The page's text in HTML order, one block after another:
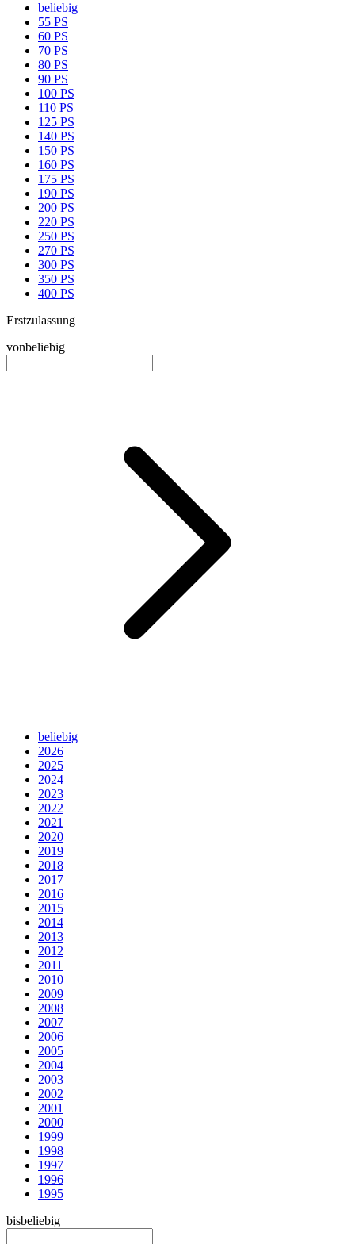
beliebig
55 PS
60 PS
70 PS
80 PS
90 PS
100 PS
110 PS
125 PS
140 PS
150 PS
160 PS
175 PS
190 PS
200 PS
220 PS
250 PS
270 PS
300 PS
350 PS
400 PS
Erstzulassung
vonbeliebig
beliebig
2026
2025
2024
2023
2022
2021
2020
2019
2018
2017
2016
2015
2014
2013
2012
2011
2010
2009
2008
2007
2006
2005
2004
2003
2002
2001
2000
1999
1998
1997
1996
1995
bisbeliebig